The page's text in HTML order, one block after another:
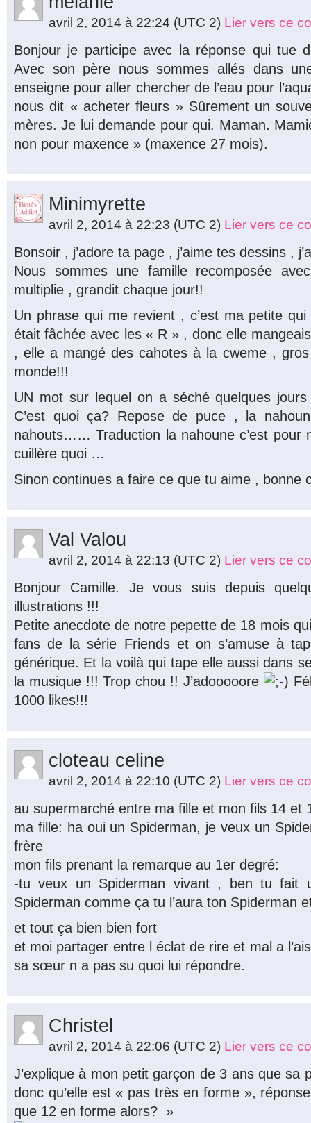
avril 2, 2014 à 22:24 (UTC 2) Lier vers ce
Bonjour je participe avec la réponse qui tue
Avec son père nous sommes allés dans
enseigne pour aller chercher de l’eau pour
nous dit « acheter fleurs » Sûrement un
mères. Je lui demande pour qui. Maman.
non pour maxence » (maxence 27 mois).
Minimyrette
avril 2, 2014 à 22:23 (UTC 2) Lier vers ce
Bonsoir , j’adore ta page , j’aime tes dessins ,
Nous sommes une famille recomposée
multiplie , grandit chaque jour!!
Un phrase qui me revient , c’est ma petite
était fâchée avec les « R » , donc elle
, elle a mangé des cahotes à la cweme ,
monde!!!
UN mot sur lequel on a séché quelques
C’est quoi ça? Repose de puce , la
nahouts…… Traduction la nahoune c’est pour
cuillère quoi …
Sinon continues a faire ce que tu aime , bonne
Val Valou
avril 2, 2014 à 22:13 (UTC 2) Lier vers ce
Bonjour Camille. Je vous suis depuis
illustrations !!!
Petite anecdote de notre pepette de 18 mois
fans de la série Friends et on s’amuse à
générique. Et la voilà qui tape elle aussi dans
la musique !!! Trop chou !! J’adooooore
1000 likes!!!
cloteau celine
avril 2, 2014 à 22:10 (UTC 2) Lier vers ce
au supermarché entre ma fille et mon fils 14 et
ma fille: ha oui un Spiderman, je veux un
frère
mon fils prenant la remarque au 1er degré:
-tu veux un Spiderman vivant , ben tu fait
Spiderman comme ça tu l’aura ton Spiderman
et tout ça bien bien fort
et moi partager entre l éclat de rire et mal a
sa sœur n a pas su quoi lui répondre.
Christel
avril 2, 2014 à 22:06 (UTC 2) Lier vers ce
J’explique à mon petit garçon de 3 ans que sa
donc qu’elle est « pas très en forme »,
que 12 en forme alors? »